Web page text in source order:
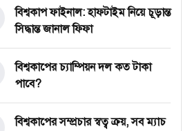
বিশ্বকাপ ফাইনাল: হাফটাইম নিয়ে চূড়ান্ত
সিদ্ধান্ত জানাল ফিফা
বিশ্বকাপের চ্যাম্পিয়ন দল কত টাকা
পাবে?
বিশ্বকাপের সম্প্রচার স্বত্ব ক্রয়, সব ম্যাচ